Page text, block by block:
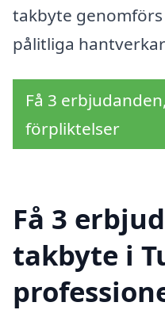
takbyte
pålitliga
Få 3
förpliktelser
Få 3
takbyte i